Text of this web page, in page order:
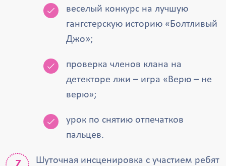
веселый конкурс на лучшую
гангстерскую историю «Болтливый
Джо»;
проверка членов клана на
детекторе лжи – игра «Верю – не
верю»;
урок по снятию отпечатков
пальцев.
Шуточная инсценировка с участием ребят